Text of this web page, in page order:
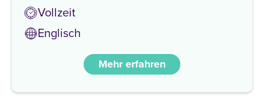
Vollzeit
Englisch
Mehr erfahren